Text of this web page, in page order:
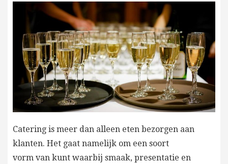
Catering is meer dan alleen eten bezorgen aan
klanten. Het gaat namelijk om een soort
vorm van kunt waarbij smaak, presentatie en